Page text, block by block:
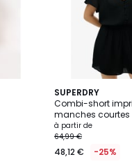
SUPERDRY
Combi-short
manches courtes
à partir de
64,99 €
48,12 € -25%
2
Couleurs